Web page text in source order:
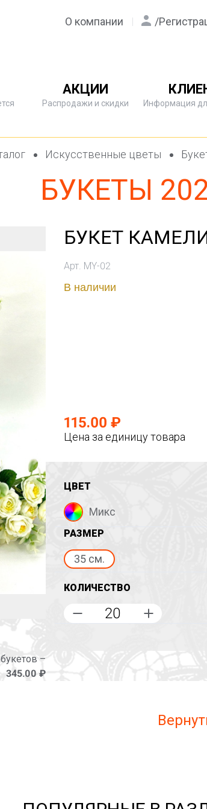
О компании /
АКЦИИ
Распродажи и скидки Информация
Искусственные цветы
БУКЕТЫ
–
345.00 ₽
БУКЕТ
Арт. MY-02
В наличии
115.00 ₽
Цена за единицу товара
ЦВЕТ
Микс
РАЗМЕР
35 см.
КОЛИЧЕСТВО